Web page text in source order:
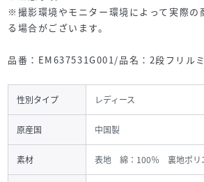
※撮影環境やモニター環境によって実際の
る場合がございます。
品番：EM637531G001/品名：2段フリル
性別タイプ レディース
原産国 中国製
素材 表地 綿：100％ 裏地ポリ